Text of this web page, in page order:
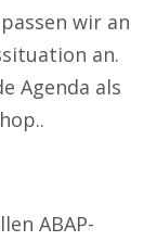
wir an
an.
Agenda als
ABAP-